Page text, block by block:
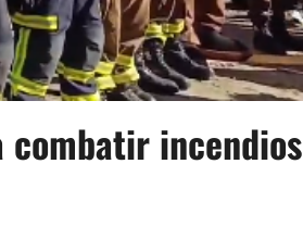
combatir incendios